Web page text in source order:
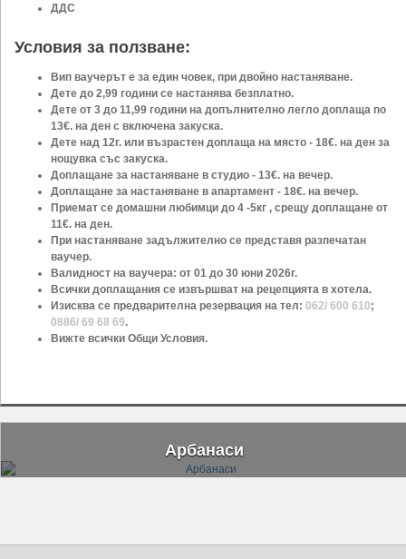
ДДС
Условия за ползване:
Вип ваучерът е за един човек, при двойно настаняване.
Дете до 2,99 години се настанява безплатно.
Дете от 3 до 11,99 години на допълнително легло доплаща по
13€. на ден с включена закуска.
Дете над 12г. или възрастен доплаща на място - 18€. на ден за
нощувка със закуска.
Доплащане за настаняване в студио - 13€. на вечер.
Доплащане за настаняване в апартамент - 18€. на вечер.
Приемат се домашни любимци до 4 -5кг , срещу доплащане от
11€. на ден.
При настаняване задължително се представя разпечатан
ваучер.
Валидност на ваучера: от 01 до 30 юни 2026г.
Всички доплащания се извършват на рецепцията в хотела.
Изисква се предварителна резервация на тел: 062/ 600 610;
0886/ 69 68 69.
Вижте всички Общи Условия.
Арбанаси